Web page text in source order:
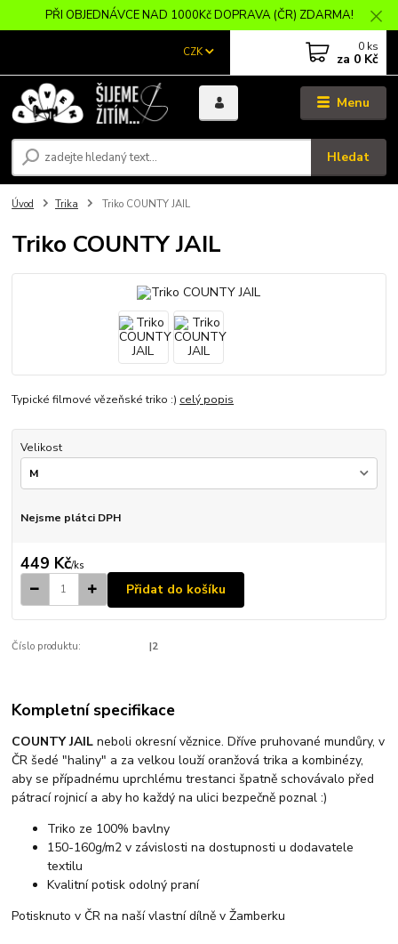
PŘI OBJEDNÁVCE NAD 1000Kč DOPRAVA (ČR) ZDARMA!
Menu
CZK
Hledat
0 ks
za 0 Kč
Úvod Trika Triko COUNTY JAIL
Triko COUNTY JAIL
Typické filmové vězeňské triko :) celý popis
Velikost
Nejsme plátci DPH
449 Kč/ks
Přidat do košíku
Číslo produktu: |2
Kompletní specifikace
COUNTY JAIL neboli okresní věznice. Dříve pruhované mundůry, v
ČR šedé "haliny" a za velkou louží oranžová trika a kombinézy,
aby se případnému uprchlému trestanci špatně schovávalo před
pátrací rojnicí a aby ho každý na ulici bezpečně poznal :)
Triko ze 100% bavlny
150-160g/m2 v závislosti na dostupnosti u dodavatele
textilu
Kvalitní potisk odolný praní
Potisknuto v ČR na naší vlastní dílně v Žamberku